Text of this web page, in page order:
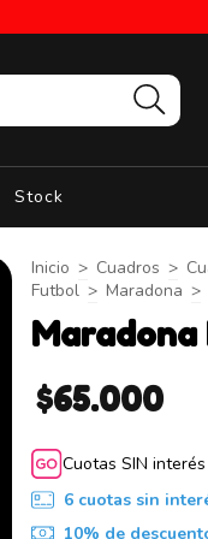
Stock
Inicio > Cuadros >
Futbol > Maradona >
Maradona
$65.000
Cuotas SIN
6 cuotas sin
10% de